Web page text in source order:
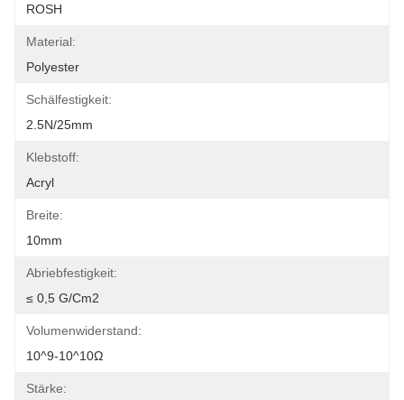
ROSH
Material:
Polyester
Schälfestigkeit:
2.5N/25mm
Klebstoff:
Acryl
Breite:
10mm
Abriebfestigkeit:
≤ 0,5 G/cm2
Volumenwiderstand:
10^9-10^10Ω
Stärke: